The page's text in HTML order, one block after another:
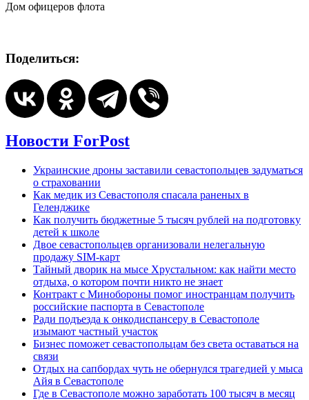
Дом офицеров флота
Поделиться:
Новости ForPost
Украинские дроны заставили севастопольцев задуматься
о страховании
Как медик из Севастополя спасала раненых в
Геленджике
Как получить бюджетные 5 тысяч рублей на подготовку
детей к школе
Двое севастопольцев организовали нелегальную
продажу SIM-карт
Тайный дворик на мысе Хрустальном: как найти место
отдыха, о котором почти никто не знает
Контракт с Минобороны помог иностранцам получить
российские паспорта в Севастополе
Ради подъезда к онкодиспансеру в Севастополе
изымают частный участок
Бизнес поможет севастопольцам без света оставаться на
связи
Отдых на сапбордах чуть не обернулся трагедией у мыса
Айя в Севастополе
Где в Севастополе можно заработать 100 тысяч в месяц